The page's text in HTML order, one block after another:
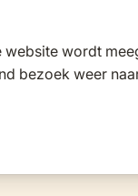
website wordt
bezoek weer